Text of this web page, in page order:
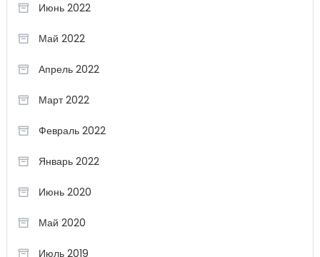
Июнь 2022
Май 2022
Апрель 2022
Март 2022
Февраль 2022
Январь 2022
Июнь 2020
Май 2020
Июль 2019